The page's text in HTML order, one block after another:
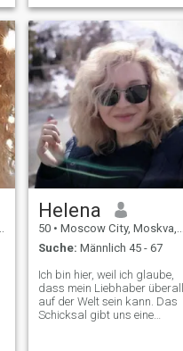
serious here.
Helena
50 • Moscow City, Moskva, Russland
Suche: Männlich 45 - 67
Ich bin hier, weil ich glaube,
dass mein Liebhaber überall
auf der Welt sein kann. Das
Schicksal gibt uns eine